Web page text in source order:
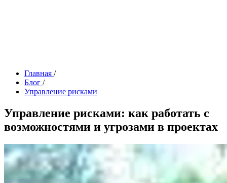
Главная /
Блог /
Управление рисками
Управление рисками: как работать с
возможностями и угрозами в проектах